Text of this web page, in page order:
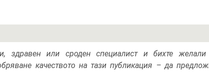
здравен или сроден специалист и бихте
качеството на тази публикация – да